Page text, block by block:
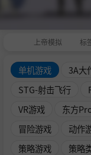
上帝模拟 标
单机游戏 3A大
STG-射击飞行
VR游戏
东方
冒险游戏
动作
策略游戏
策略